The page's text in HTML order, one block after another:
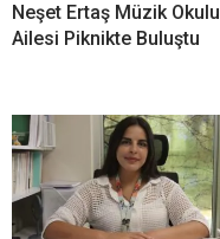
Neşet Ertaş Müzik Okulu
Ailesi Piknikte Buluştu